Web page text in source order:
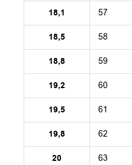
18,1 57
18,5 58
18,8 59
19,2 60
19,5 61
19,8 62
20 63